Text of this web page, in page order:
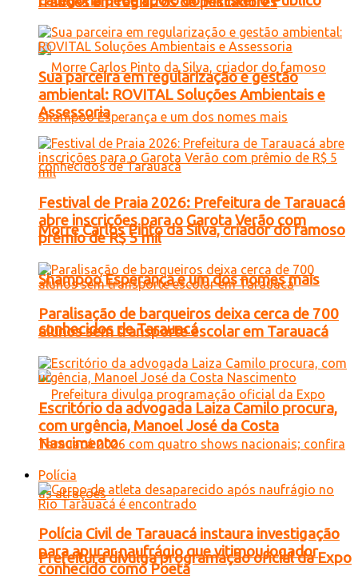
Morre Carlos Pinto da Silva, criador do famoso
Shampoo Esperança e um dos nomes mais
conhecidos de Tarauacá
Prefeitura divulga programação oficial da Expo
Sua parceira em regularização e gestão
ambiental: ROVITAL Soluções Ambientais e
Assessoria
Festival de Praia 2026: Prefeitura de Tarauacá
abre inscrições para o Garota Verão com
prêmio de R$ 5 mil
Paralisação de barqueiros deixa cerca de 700
alunos sem transporte escolar em Tarauacá
Escritório da advogada Laiza Camilo procura,
com urgência, Manoel José da Costa
Nascimento
Polícia
Polícia Civil de Tarauacá instaura investigação
para apurar naufrágio que vitimou jogador
conhecido como Poeta